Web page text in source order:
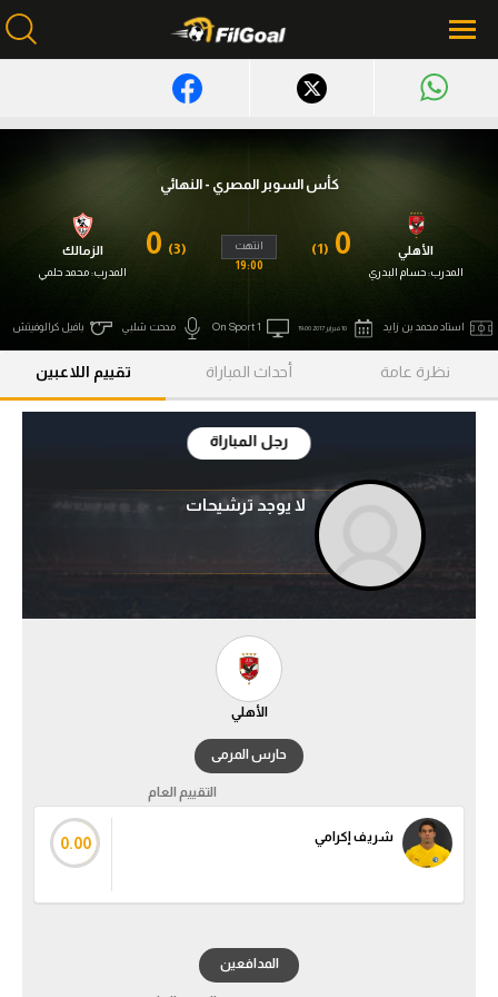
أخبار
مباريات
فانتازي في الجول
مسابقة التوقعات
عدسات
آراء حرة
ركن الألعاب
الدوري الإسباني
كأس السوبر المصري - النهائي
الأهلي
المدرب:حسام البدري
0
(1)
انتهت
19:00
الزمالك
المدرب:محمد حلمي
(3)
استاد محمد بن زايد 10 فبراير 2017 19:00 On Sport 1 مدحت شلبي بافيل كرالوفيتش
نظرة عامة أحداث المباراة تقييم اللاعبين
رجل المباراة
لا يوجد ترشيحات
الأهلي
حارس المرمى
التقييم العام
شريف إكرامي 0.00
المدافعين